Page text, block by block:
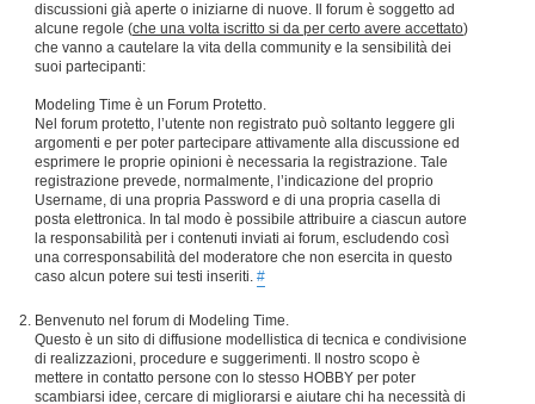
discussioni già aperte o iniziarne di nuove. Il forum è soggetto ad
alcune regole (che una volta iscritto si da per certo avere accettato)
che vanno a cautelare la vita della community e la sensibilità dei
suoi partecipanti:
Modeling Time è un Forum Protetto.
Nel forum protetto, l’utente non registrato può soltanto leggere gli
argomenti e per poter partecipare attivamente alla discussione ed
esprimere le proprie opinioni è necessaria la registrazione. Tale
registrazione prevede, normalmente, l’indicazione del proprio
Username, di una propria Password e di una propria casella di
posta elettronica. In tal modo è possibile attribuire a ciascun autore
la responsabilità per i contenuti inviati ai forum, escludendo così
una corresponsabilità del moderatore che non esercita in questo
caso alcun potere sui testi inseriti. #
Benvenuto nel forum di Modeling Time.
Questo è un sito di diffusione modellistica di tecnica e condivisione
di realizzazioni, procedure e suggerimenti. Il nostro scopo è
mettere in contatto persone con lo stesso HOBBY per poter
scambiarsi idee, cercare di migliorarsi e aiutare chi ha necessità di